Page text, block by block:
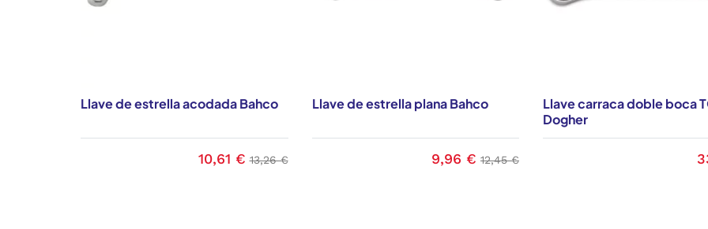
Llave de estrella acodada Bahco
Precio
10,61 € Precio base
13,26 €
Llave de estrella plana Bahco
Precio
9,96 € Precio base
12,45 €
Llave carraca doble boca
Dogher